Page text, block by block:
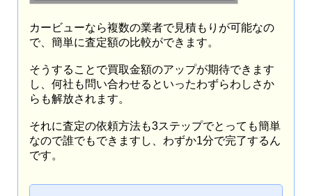
カービューなら複数の業者で見積もりが可能なの
で、簡単に査定額の比較ができます。
そうすることで買取金額のアップが期待できます
し、何社も問い合わせるといったわずらわしさか
らも解放されます。
それに査定の依頼方法も3ステップでとっても簡単
なので誰でもできますし、わずか1分で完了するん
です。